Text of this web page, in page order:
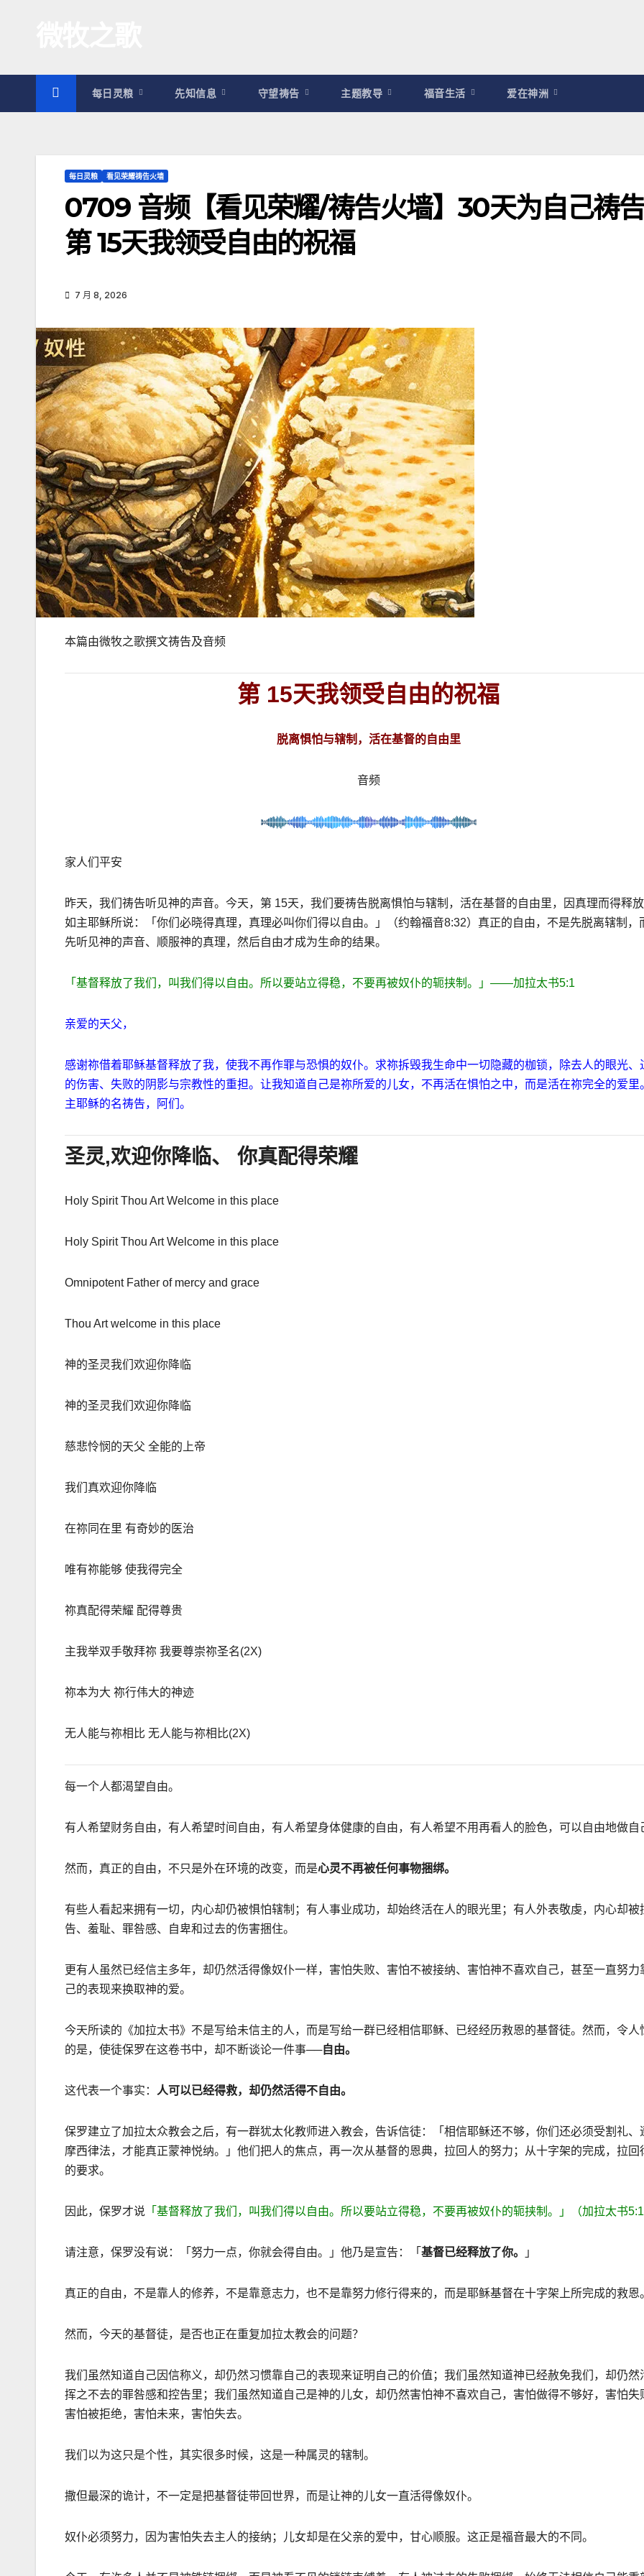
容
每日灵粮 先知信息 守望祷告 主题教导 福音生活 爱在神洲
每日灵粮 看见荣耀祷告火墙
0709 音频【看见荣耀/祷告火墙】30天为自己祷
第 15天我领受自由的祝福
7 月 8, 2026
本篇由微牧之歌撰文祷告及音频
第 15天我领受自由的祝福
脱离惧怕与辖制，活在基督的自由里
音频
家人们平安
昨天，我们祷告听见神的声音。今天，第 15天，我们要祷告脱离惧怕与辖制，活在基督的自由里，因真理而得释
如主耶稣所说：「你们必晓得真理，真理必叫你们得以自由。」（约翰福音8:32）真正的自由，不是先脱离辖制，
先听见神的声音、顺服神的真理，然后自由才成为生命的结果。
「基督释放了我们，叫我们得以自由。所以要站立得稳，不要再被奴仆的轭挟制。」 ——加拉太书5:1
亲爱的天父，
感谢祢借着耶稣基督释放了我，使我不再作罪与恐惧的奴仆。求祢拆毁我生命中一切隐藏的枷锁，除去人的眼光、
的伤害、失败的阴影与宗教性的重担。 让我知道自己是祢所爱的儿女，不再活在惧怕之中，而是活在祢完全的爱里
主耶稣的名祷告，阿们。
圣灵,欢迎你降临、 你真配得荣耀
Holy Spirit Thou Art Welcome in this place
Holy Spirit Thou Art Welcome in this place
Omnipotent Father of mercy and grace
Thou Art welcome in this place
神的圣灵我们欢迎你降临
神的圣灵我们欢迎你降临
慈悲怜悯的天父 全能的上帝
我们真欢迎你降临
在祢同在里 有奇妙的医治
唯有祢能够 使我得完全
祢真配得荣耀 配得尊贵
主我举双手敬拜祢 我要尊崇祢圣名(2X)
祢本为大 祢行伟大的神迹
无人能与祢相比 无人能与祢相比(2X)
每一个人都渴望自由。
有人希望财务自由，有人希望时间自由，有人希望身体健康的自由，有人希望不用再看人的脸色，可以自由地做自
然而，真正的自由，不只是外在环境的改变，而是心灵不再被任何事物捆绑。
有些人看起来拥有一切，内心却仍被惧怕辖制；有人事业成功，却始终活在人的眼光里；有人外表敬虔，内心却被
告、羞耻、罪咎感、自卑和过去的伤害捆住。
更有人虽然已经信主多年，却仍然活得像奴仆一样，害怕失败、害怕不被接纳、害怕神不喜欢自己，甚至一直努力
己的表现来换取神的爱。
今天所读的《加拉太书》不是写给未信主的人，而是写给一群已经相信耶稣、已经经历救恩的基督徒。然而，令人
的是，使徒保罗在这卷书中，却不断谈论一件事──自由。
这代表一个事实： 人可以已经得救，却仍然活得不自由。
保罗建立了加拉太众教会之后，有一群犹太化教师进入教会，告诉信徒：「相信耶稣还不够，你们还必须受割礼、
摩西律法，才能真正蒙神悦纳。」他们把人的焦点，再一次从基督的恩典，拉回人的努力；从十字架的完成，拉回
的要求。
因此，保罗才说 「基督释放了我们，叫我们得以自由。所以要站立得稳，不要再被奴仆的轭挟制。」（加拉太书5:1
请注意，保罗没有说：「努力一点，你就会得自由。」他乃是宣告：「 基督已经释放了你。 」
真正的自由，不是靠人的修养，不是靠意志力，也不是靠努力修行得来的，而是耶稣基督在十字架上所完成的救恩
然而，今天的基督徒，是否也正在重复加拉太教会的问题？
我们虽然知道自己因信称义，却仍然习惯靠自己的表现来证明自己的价值；我们虽然知道神已经赦免我们，却仍然
挥之不去的罪咎感和控告里；我们虽然知道自己是神的儿女，却仍然害怕神不喜欢自己，害怕做得不够好，害怕失
害怕被拒绝，害怕未来，害怕失去。
我们以为这只是个性，其实很多时候，这是一种属灵的辖制。
撒但最深的诡计，不一定是把基督徒带回世界，而是让神的儿女一直活得像奴仆。
奴仆必须努力，因为害怕失去主人的接纳；儿女却是在父亲的爱中，甘心顺服。这正是福音最大的不同。